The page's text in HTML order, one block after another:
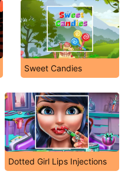
Sweet Candies
Dotted Girl Lips Injections